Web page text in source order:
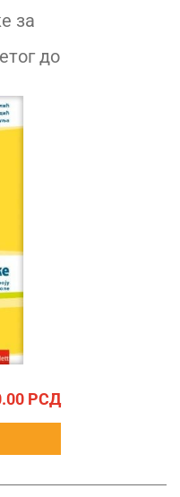
за
до
РСД